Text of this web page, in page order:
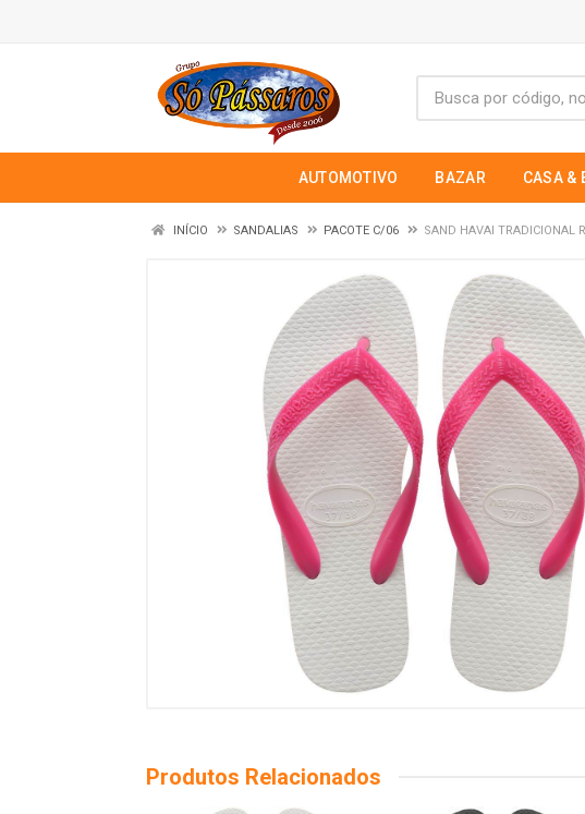
AUTOMOTIVO BAZAR CASA &
INÍCIO SANDALIAS PACOTE C/06 SAND HAVAI TRADICIONAL
Produtos Relacionados